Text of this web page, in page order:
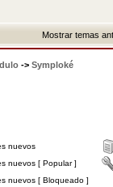
Mostrar temas
-> Symploké
nuevos
nuevos [ Popular ]
nuevos [ Bloqueado ]